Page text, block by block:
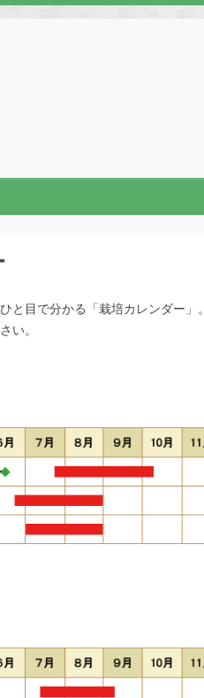
と目で分かる「栽培カレンダー」。
い。